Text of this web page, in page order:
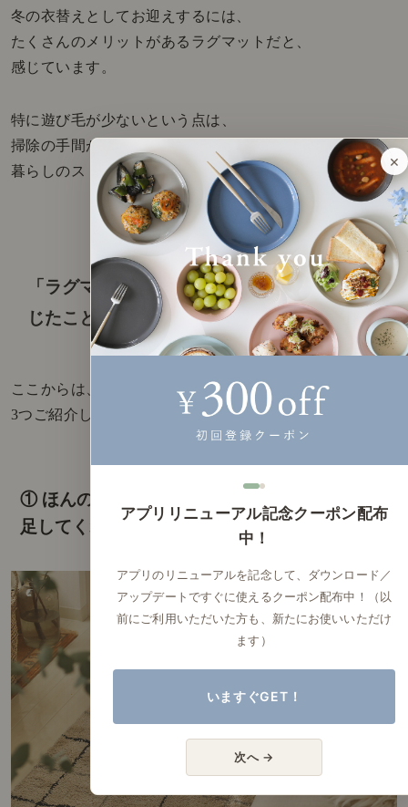
冬の衣替えとしてお迎えするには、
たくさんのメリットがあるラグマットだと、
感じています。
特に遊び毛が少ないという点は、
掃除の手間が少なくなることで、
暮らしのストレスも軽減しそうです。
「ラグマット Nordis」を実際に使ってみて感
じたこと
ここからは、実際にお迎えしてみて感じた魅力を
3つご紹介します。
① ほんのり温かくて心地よい「やわらかさ」を
足してくれる。